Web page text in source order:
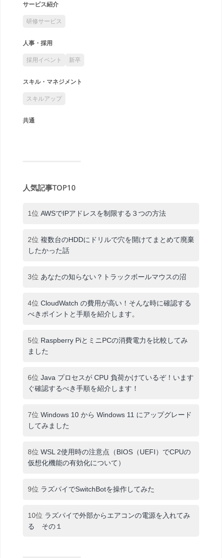
サービス紹介
研修サービス
人事・採用
採用イベント 新卒
スキル・マネジメント
スキルアップ
共通
人気記事TOP10
1位 AWSでIPアドレスを制限する３つの方法
2位 複数台のHDDにドリルで穴を開けてまとめて廃棄
したかった話
3位 あなたの知らない？トラックボールマウスの沼
4位 CloudWatch の費用が高い！そんな時に確認する
べきポイントと手順を紹介します。
5位 Raspberry PiとミニPCの消費電力を比較してみ
ました
6位 Java プロセスが CPU 負荷かけているぞ！います
ぐ確認するべき手順を紹介します！
7位 Windows 10 から Windows 11 にアップグレード
してみました
8位 WSL 2使用時の注意点（BIOS（UEFI）でCPUの
仮想化機能の有効化について）
9位 ラズパイでSwitchBotを操作してみた
10位 ラズパイで外部からエアコンの電源を入れてみ
る その１